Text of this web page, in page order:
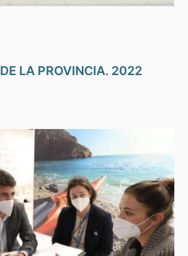
LA PROVINCIA. 2022